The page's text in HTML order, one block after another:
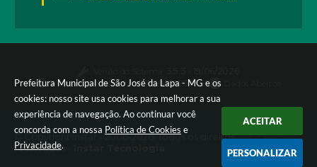
Prefeitura Municipal de São José da Lapa - MG e os
cookies: nosso site usa cookies para melhorar a sua
experiência de navegação. Ao continuar você
concorda com a nossa Política de Cookies e
Privacidade.
ACEITAR
PERSONALIZAR
Portal atualizado em:07/08/2026 17:50
© Copyright Instar - 2006-2026. Todos os direitos
reservados -